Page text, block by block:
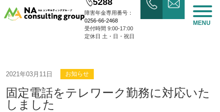
障害年金専用番号：
0256-66-2468
受付時間 9:00-17:00
定休日 土・日・祝日
MENU
2021年03月11日 お知らせ
固定電話をテレワーク勤務に対応いた
しました